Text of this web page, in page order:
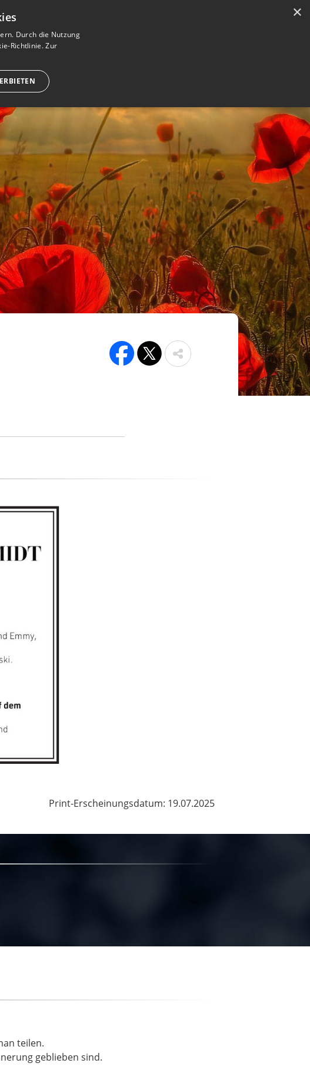
HILFE IM TRAUERFALL
Print-Erscheinungsdatum: 19.07.2025
teilen.
geblieben sind.
×
Durch die Nutzung
Richtlinie.Zur